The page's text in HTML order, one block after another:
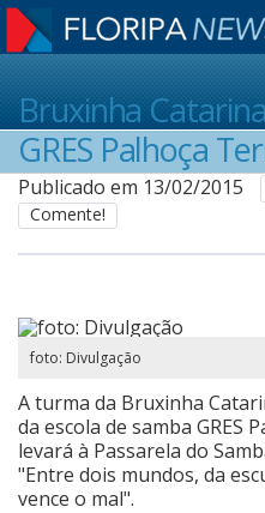
Home
Notícias
Colunistas
Classificados
Guia de Serviços
Anuncie
Bruxinha
GRES Palhoça
Publicado em 13/02/2015
Comente!
foto: Divulgação
A turma da Bruxinha
da escola de samba GRES
levará à Passarela do
"Entre dois mundos, da
vence o mal".